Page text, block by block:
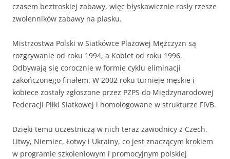
czasem beztroskiej zabawy, więc błyskawicznie rosły rzesze
zwolenników zabawy na piasku.
Mistrzostwa Polski w Siatkówce Plażowej Mężczyzn są
rozgrywanie od roku 1994, a Kobiet od roku 1996.
Odbywają się corocznie w formie cyklu eliminacji
zakończonego finałem. W 2002 roku turnieje męskie i
kobiece zostały zgłoszone przez PZPS do Międzynarodowej
Federacji Piłki Siatkowej i homologowane w strukturze FIVB.
Dzięki temu uczestniczą w nich teraz zawodnicy z Czech,
Litwy, Niemiec, Łotwy i Ukrainy, co jest znaczącym krokiem
w programie szkoleniowym i promocyjnym polskiej